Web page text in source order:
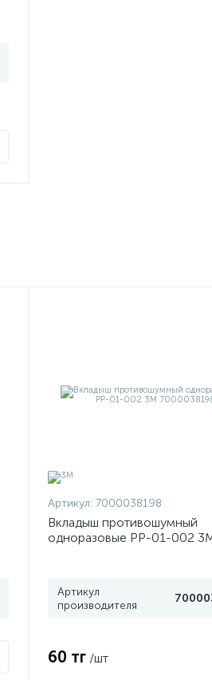
Артикул: 7000038198
Вкладыш противошумный
одноразовые PP-01-002
Артикул
производителя
60 тг /шт